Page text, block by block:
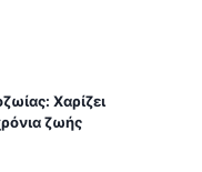
Χαρίζει
ζωής